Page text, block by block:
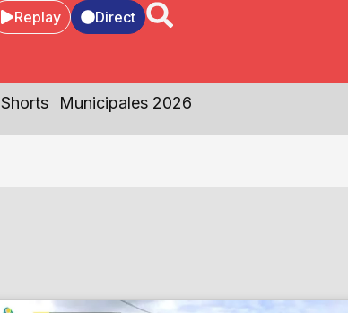
Replay Direct
Shorts Municipales 2026